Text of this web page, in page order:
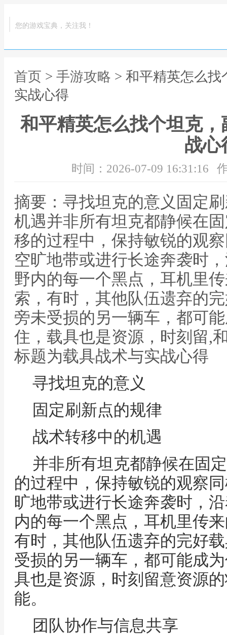
您的游戏宝典，关注我！
首页 > 手游攻略 > 和平精英怎么
实战心得
和平精英怎么找个坦克
战心
时间：2026-07-09 16:31:16
摘要：寻找坦克的意义固定
机遇并非所有坦克都静候在
移的过程中，保持敏锐的观
空旷地带或进行长途奔袭时
野内的每一个黑点，耳机里
索，有时，其他队伍遗弃的
旁未受损的另一辆车，都可
住，载具也是资源，时刻留,
标题为载具战术与实战心得
寻找坦克的意义
固定刷新点的规律
战术转移中的机遇
并非所有坦克都静候在固
的过程中，保持敏锐的观察
旷地带或进行长途奔袭时，
内的每一个黑点，耳机里传
有时，其他队伍遗弃的完好
受损的另一辆车，都可能成
具也是资源，时刻留意资源
能。
团队协作与信息共享